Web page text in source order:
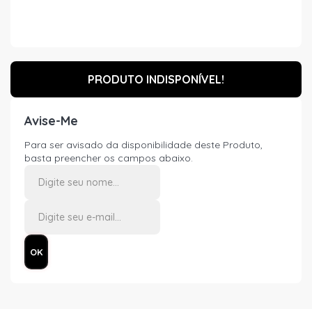
PRODUTO INDISPONÍVEL!
Avise-Me
Para ser avisado da disponibilidade deste Produto,
basta preencher os campos abaixo.